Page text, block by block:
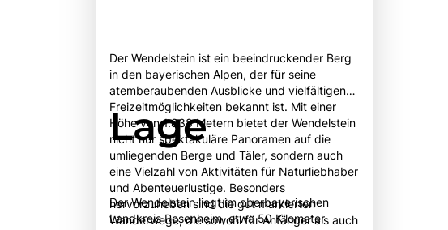
Der Wendelstein ist ein beeindruckender Berg
in den bayerischen Alpen, der für seine
atemberaubenden Ausblicke und vielfältigen
Freizeitmöglichkeiten bekannt ist. Mit einer
Höhe von 1.838 Metern bietet der Wendelstein
nicht nur spektakuläre Panoramen auf die
umliegenden Berge und Täler, sondern auch
eine Vielzahl von Aktivitäten für Naturliebhaber
und Abenteuerlustige. Besonders
hervorzuheben sind die gut markierten
Wanderwege, die sowohl für Anfänger als auch
Lage
Der Wendelstein liegt im oberbayerischen
Landkreis Rosenheim, etwa 50 Kilometer